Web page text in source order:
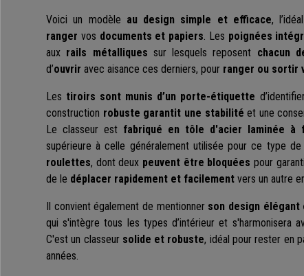
Voici un modèle au design simple et efficace,
ranger vos documents et papiers. Les poignées
aux rails métalliques sur lesquels reposent chacun
d’ouvrir avec aisance ces derniers, pour ranger ou sortir
Les tiroirs sont munis d’un porte-étiquette
construction robuste garantit une stabilité et une
Le classeur est fabriqué en tôle d'acier laminée à
supérieure à celle généralement utilisée pour ce type
roulettes, dont deux peuvent être bloquées pour
de le déplacer rapidement et facilement vers un autre
Il convient également de mentionner son design élégant
qui s'intègre tous les types d’intérieur et s'harmonisera
C'est un classeur solide et robuste, idéal pour rester en
années.